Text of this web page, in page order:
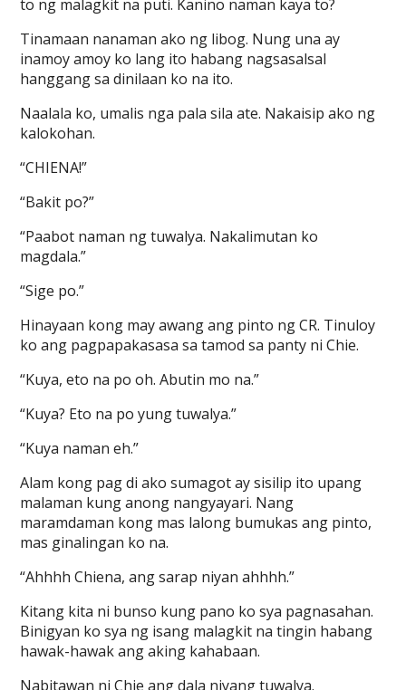
to ng malagkit na puti. Kanino naman kaya to?
Tinamaan nanaman ako ng libog. Nung una ay
inamoy amoy ko lang ito habang nagsasalsal
hanggang sa dinilaan ko na ito.
Naalala ko, umalis nga pala sila ate. Nakaisip ako ng
kalokohan.
“CHIENA!”
“Bakit po?”
“Paabot naman ng tuwalya. Nakalimutan ko
magdala.”
“Sige po.”
Hinayaan kong may awang ang pinto ng CR. Tinuloy
ko ang pagpapakasasa sa tamod sa panty ni Chie.
“Kuya, eto na po oh. Abutin mo na.”
“Kuya? Eto na po yung tuwalya.”
“Kuya naman eh.”
Alam kong pag di ako sumagot ay sisilip ito upang
malaman kung anong nangyayari. Nang
maramdaman kong mas lalong bumukas ang pinto,
mas ginalingan ko na.
“Ahhhh Chiena, ang sarap niyan ahhhh.”
Kitang kita ni bunso kung pano ko sya pagnasahan.
Binigyan ko sya ng isang malagkit na tingin habang
hawak-hawak ang aking kahabaan.
Nabitawan ni Chie ang dala niyang tuwalya.